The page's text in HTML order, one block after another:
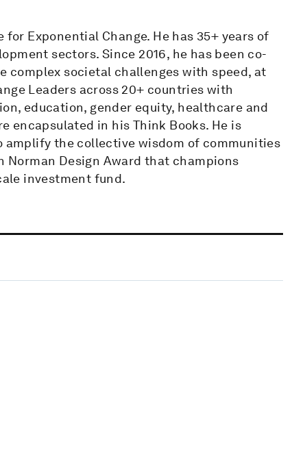
Exponential Change. He has 35+ years of
sectors. Since 2016, he has been co-
complex societal challenges with speed, at
Leaders across 20+ countries with
education, gender equity, healthcare and
encapsulated in his Think Books. He is
the collective wisdom of communities
Norman Design Award that champions
investment fund.